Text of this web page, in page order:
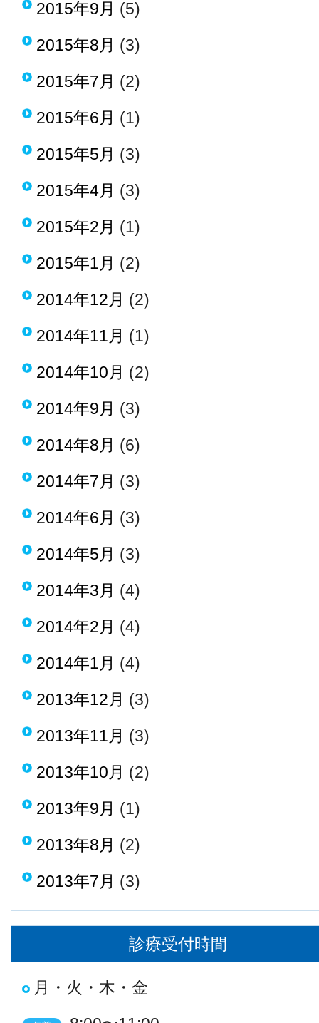
2015年9月 (5)
2015年8月 (3)
2015年7月 (2)
2015年6月 (1)
2015年5月 (3)
2015年4月 (3)
2015年2月 (1)
2015年1月 (2)
2014年12月 (2)
2014年11月 (1)
2014年10月 (2)
2014年9月 (3)
2014年8月 (6)
2014年7月 (3)
2014年6月 (3)
2014年5月 (3)
2014年3月 (4)
2014年2月 (4)
2014年1月 (4)
2013年12月 (3)
2013年11月 (3)
2013年10月 (2)
2013年9月 (1)
2013年8月 (2)
2013年7月 (3)
診療受付時間
月・火・木・金